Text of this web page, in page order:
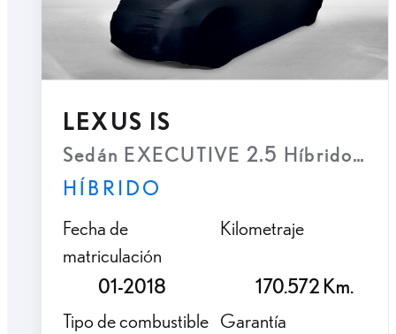
LEXUS IS
Sedán EXECUTIVE 2.5 Híbrido
HÍBRIDO
Fecha de
matriculación
01-2018
Kilometraje
170.572 Km.
Tipo de combustible Garantía